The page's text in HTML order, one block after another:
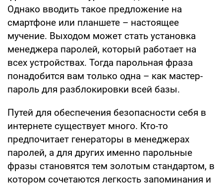
Однако вводить такое предложение на
смартфоне или планшете – настоящее
мучение. Выходом может стать установка
менеджера паролей, который работает на
всех устройствах. Тогда парольная фраза
понадобится вам только одна – как мастер-
пароль для разблокировки всей базы.
Путей для обеспечения безопасности себя в
интернете существует много. Кто-то
предпочитает генераторы в менеджерах
паролей, а для других именно парольные
фразы становятся тем золотым стандартом, в
котором сочетаются легкость запоминания и